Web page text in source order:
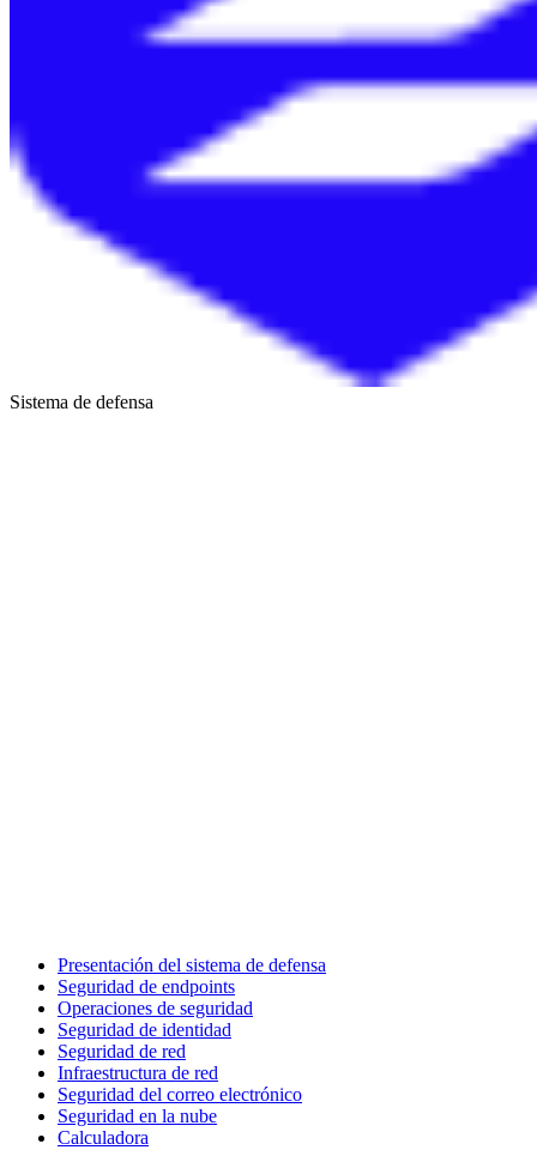
Sistema de defensa
Presentación del sistema de defensa
Seguridad de endpoints
Operaciones de seguridad
Seguridad de identidad
Seguridad de red
Infraestructura de red
Seguridad del correo electrónico
Seguridad en la nube
Calculadora